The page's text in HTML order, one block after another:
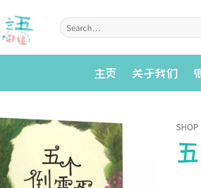
Search
for:
主页 关于我们
Add to
wishlist
SHOP